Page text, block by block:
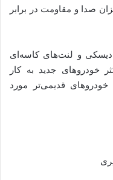
صدا و مقاومت در برابر
و لنت‌های کاسه‌ای
خودروهای جدید به کار
قدیمی‌تر مورد